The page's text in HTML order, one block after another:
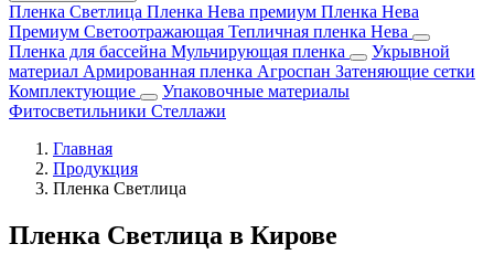
Пленка Светлица Пленка Нева премиум Пленка Нева
Премиум Светоотражающая Тепличная пленка Нева
Пленка для бассейна Мульчирующая пленка
Укрывной
материал Армированная пленка Агроспан Затеняющие сетки
Комплектующие
Упаковочные материалы
Фитосветильники Стеллажи
Главная
Продукция
Пленка Светлица
Пленка Светлица в Кирове